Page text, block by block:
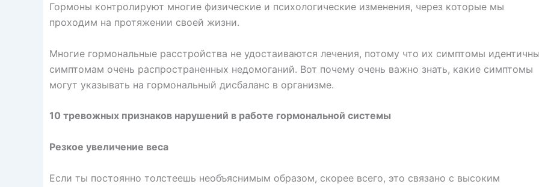
Гормоны контролируют многие физические и психологические изменения, через которые мы
проходим на протяжении своей жизни.
Многие гормональные расстройства не удостаиваются лечения, потому что их симптомы
симптомам очень распространенных недомоганий. Вот почему очень важно знать, какие симптомы
могут указывать на гормональный дисбаланс в организме.
10 тревожных признаков нарушений в работе гормональной системы
Резкое увеличение веса
Если ты постоянно толстеешь необъяснимым образом, скорее всего, это связано с высоким